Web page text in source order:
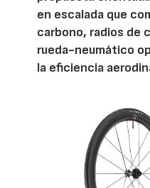
en escalada que
carbono, radios de
rueda-neumático
la eficiencia